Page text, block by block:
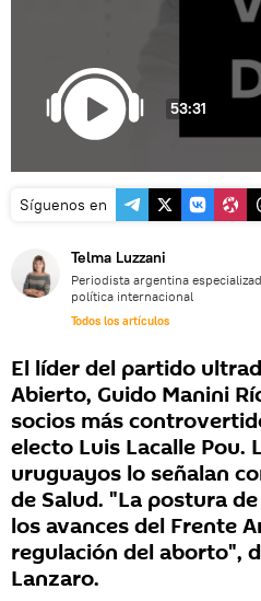
53:31
Síguenos en
Telma Luzzani
Periodista argentina
política internacional
Todos los artículos
El líder del partido
Abierto, Guido Manini
socios más
electo Luis Lacalle Pou.
uruguayos lo señalan
de Salud. "La postura
los avances del Frente
regulación del aborto",
Lanzaro.